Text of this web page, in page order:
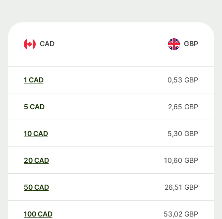
CAD GBP
1 CAD 0,53 GBP
5 CAD 2,65 GBP
10CAD 5,30 GBP
20CAD 10,60 GBP
50CAD 26,51 GBP
100CAD 53,02 GBP